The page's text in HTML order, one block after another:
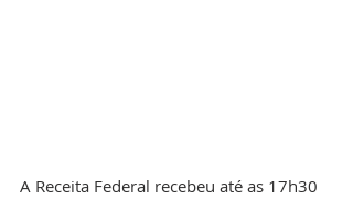
A Receita Federal recebeu até as 17h30